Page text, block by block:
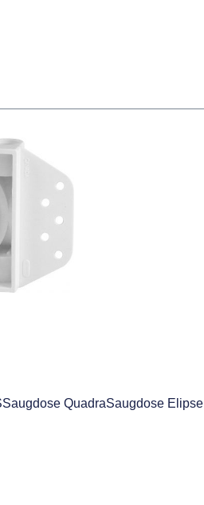
QuadraSaugdose Elipse